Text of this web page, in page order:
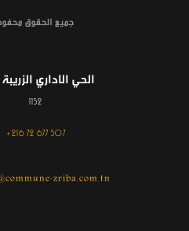
جميع الحقوق
الحي الاداري
1152
+216 72 677 507
zriba.com.tn